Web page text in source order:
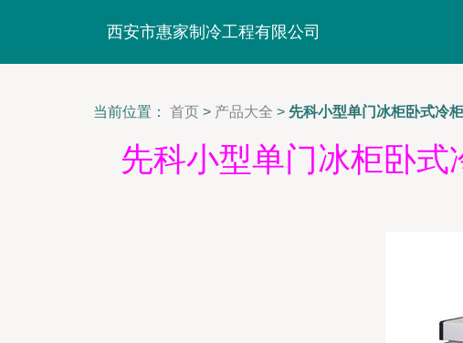
西安市惠家制冷工程有限公司
当前位置： 首页 > 产品大全 > 先科小型单门冰柜卧式冷
先科小型单门冰柜卧